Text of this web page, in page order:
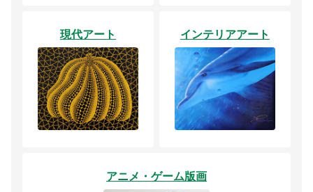
現代アート インテリアアート
アニメ・ゲーム版画